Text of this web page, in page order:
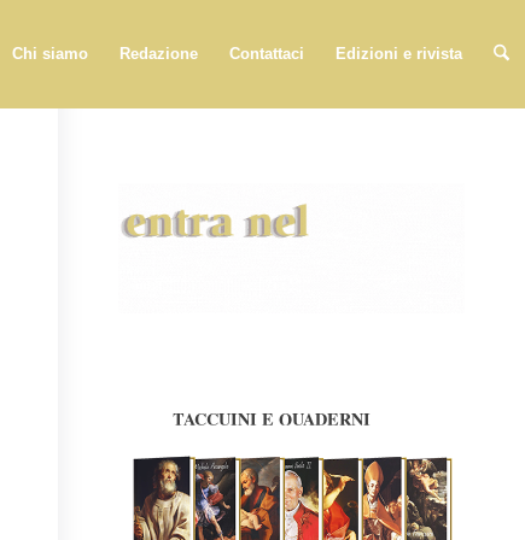
Chi siamo Redazione Contattaci Edizioni e rivista